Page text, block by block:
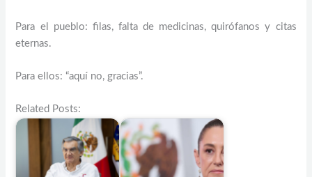
Para el pueblo: filas, falta de medicinas, quirófanos y citas
eternas.
Para ellos: “aquí no, gracias”.
Related Posts: